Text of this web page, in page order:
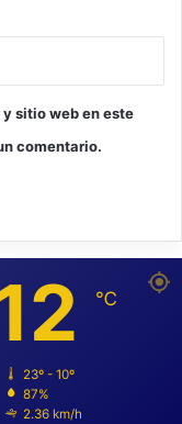
sitio web en este
comentario.
℃
23º - 10º
87%
2.36 km/h